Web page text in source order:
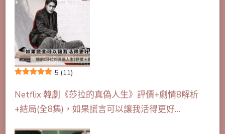
5 (11)
Netflix 韓劇《莎拉的真偽人生》評價+劇情8解析
+結局(全8集)，如果謊言可以讓我活得更好…